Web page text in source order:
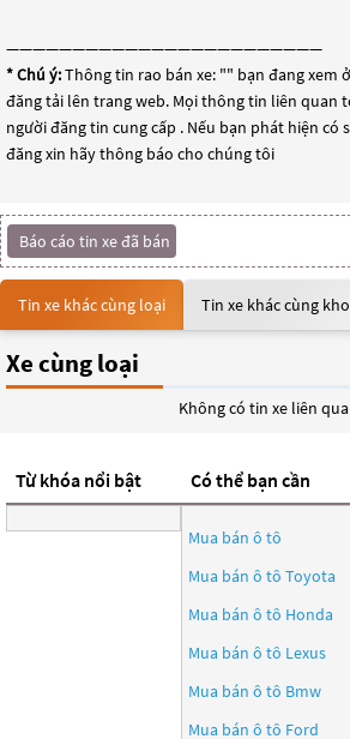
————————————————————————
* Chú ý:Thông tin rao bán xe: "" bạn đang xem
đăng tải lên trang web. Mọi thông tin liên quan
người đăng tin cung cấp . Nếu bạn phát hiện có
đăng xin hãy thông báo cho chúng tôi
Báo cáo tin xe đã bán
Tin xe khác cùng loại Tin xe khác cùng
Xe cùng loại
Không có tin xe liên
Từ khóa nổi bật Có thể bạn cần
Mua bán ô tô
Mua bán ô tô Toyota
Mua bán ô tô Honda
Mua bán ô tô Lexus
Mua bán ô tô Bmw
Mua bán ô tô Ford